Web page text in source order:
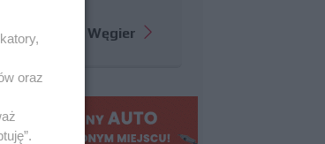
o GP Węgier
oraz